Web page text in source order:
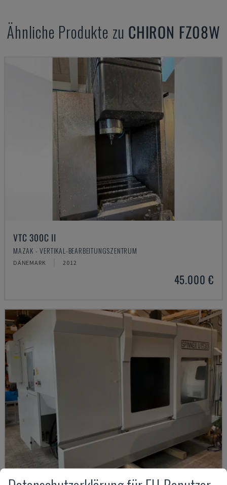
Ähnliche Produkte zu CHIRON FZ08W
VTC 300C II
MAZAK - VERTIKAL-BEARBEITUNGSZENTRUM
DÄNEMARK 2012
45.000 €